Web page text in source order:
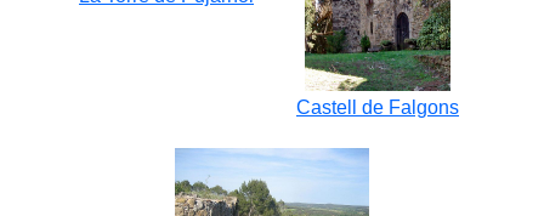
Castell de Falgons